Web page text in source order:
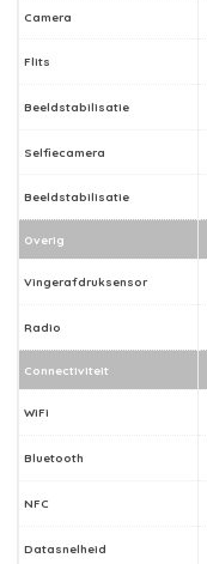
Camera
Flits
Beeldstabilisatie
Selfiecamera
Beeldstabilisatie
Overig
Vingerafdruksensor
Radio
Connectiviteit
WiFi
Bluetooth
NFC
Datasnelheid